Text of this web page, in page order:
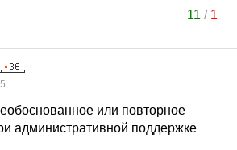
11 / 1
или повторное
административной поддержке